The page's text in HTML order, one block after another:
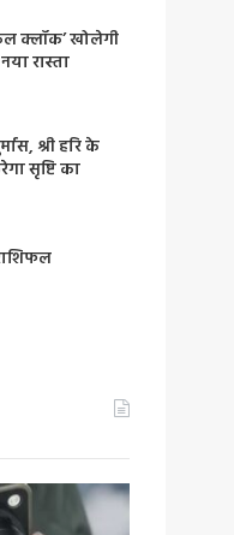
क्लॉक’ खोलेगी
रास्ता
श्री हरि के
सृष्टि का